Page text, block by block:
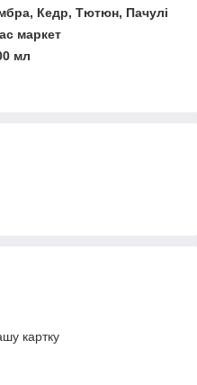
Кедр, Тютюн, Пачулі
маркет
мл
картку